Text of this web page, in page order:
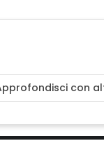
con